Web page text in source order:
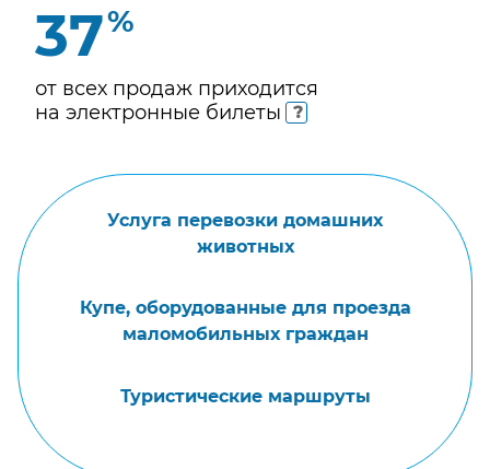
40%
от всех продаж приходится
на электронные билеты
Услуга перевозки домашних
животных
Купе, оборудованные для проезда
маломобильных граждан
Туристические маршруты